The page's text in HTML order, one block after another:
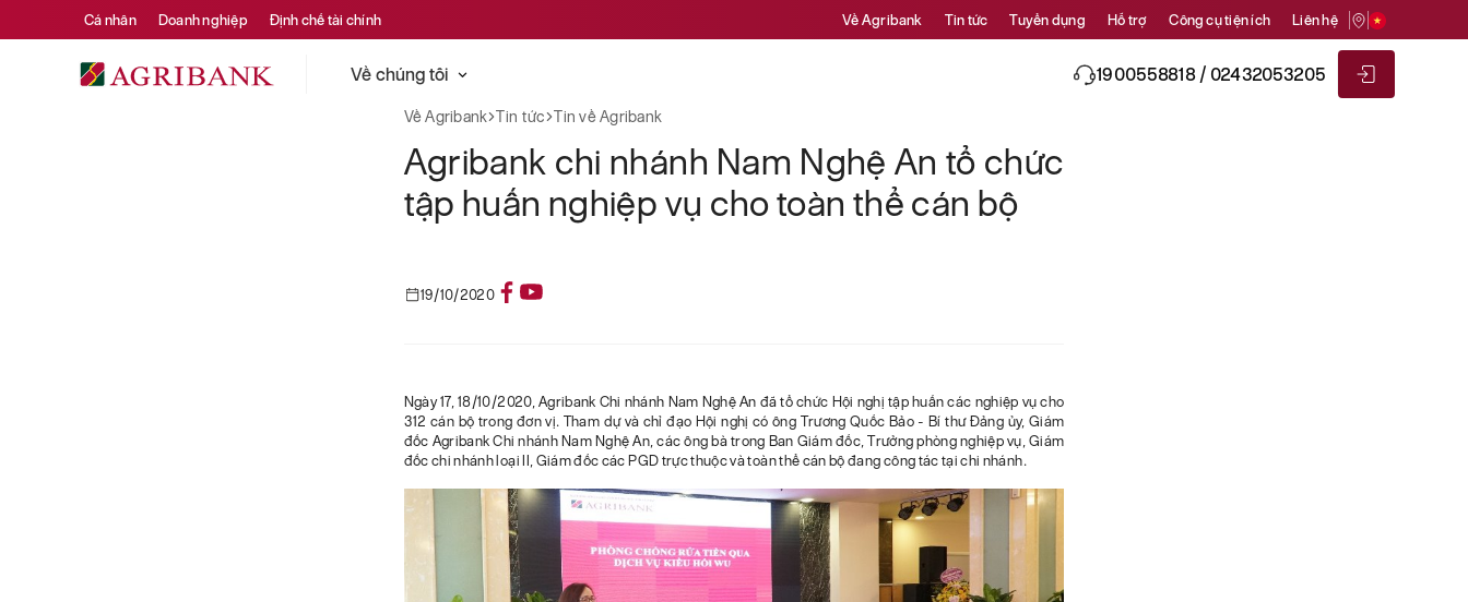
Cá nhân Doanh nghiệp Định chế tài chính Về Agribank Tin tức Tuyển dụng Hỗ trợ Công cụ tiện ích Liên hệ
Về chúng tôi 1900558818 / 02432053205
Về Agribank Tin tức Tin về Agribank
Agribank chi nhánh Nam Nghệ An tổ chức
tập huấn nghiệp vụ cho toàn thể cán bộ
19/10/2020
Ngày 17, 18/10/2020, Agribank Chi nhánh Nam Nghệ An đã tổ chức Hội nghị tập huấn các nghiệp vụ cho
312 cán bộ trong đơn vị. Tham dự và chỉ đạo Hội nghị có ông Trương Quốc Bảo - Bí thư Đảng ủy, Giám
đốc Agribank Chi nhánh Nam Nghệ An, các ông bà trong Ban Giám đốc, Trưởng phòng nghiệp vụ, Giám
đốc chi nhánh loại II, Giám đốc các PGD trực thuộc và toàn thể cán bộ đang công tác tại chi nhánh.